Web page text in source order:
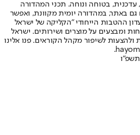
עדכנית, בטוחה ונוחה. תכני המהדורה
גם באתר, במהדורה יומית מקוונת, ואפשר
ההטבות הייחודי "הקליקה של ישראל
ומבצעים על מוצרים ושירותים. ישראל
ולהצעות לשיפור מקהל הקוראים. פנו אלינו